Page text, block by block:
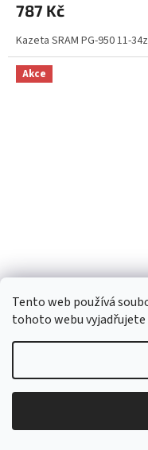
Tento web používá
tohoto webu vyjadřujete
787 Kč
Kazeta SRAM PG-950 11-
Akce
Kazeta
574 Kč
Kazeta SRAM PG-970 11-